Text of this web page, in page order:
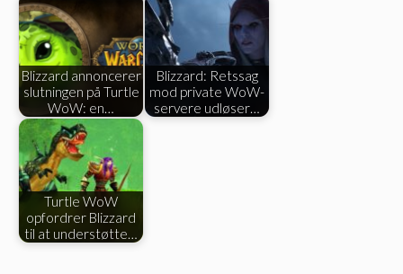
Blizzard annoncerer
slutningen på Turtle
WoW: en…
Blizzard: Retssag
mod private WoW-
servere udløser…
Turtle WoW
opfordrer Blizzard
til at understøtte…